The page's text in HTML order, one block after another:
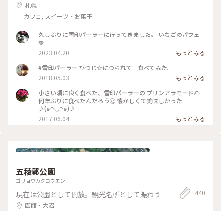
札幌
カフェ, スイーツ・お菓子
久しぶりに雪印パーラーに行ってきました。 いちごのパフェ
🍓
2023.04.20
もっとみる
#雪印パーラー ひつじ☆につられて…食べてみた。
2018.05.03
もっとみる
小さい頃に良く食べた、雪印パーラーの プリンアラモード🍮
何年ぶりに食べたんだろう🤔 懐かしくて美味しかった
♪(๑ᴖ◡ᴖ๑)♪
2017.06.04
もっとみる
五稜郭公園
ゴリョウカクコウエン
現在は公園として開放。観光名所として賑わう
函館・大沼
440